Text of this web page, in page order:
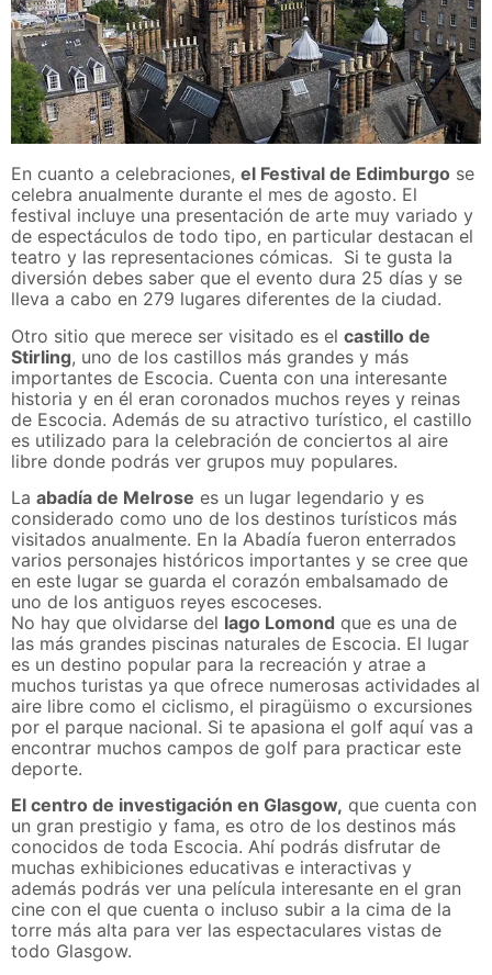
En cuanto a celebraciones, el Festival de Edimburgo se
celebra anualmente durante el mes de agosto. El
festival incluye una presentación de arte muy variado y
de espectáculos de todo tipo, en particular destacan el
teatro y las representaciones cómicas. Si te gusta la
diversión debes saber que el evento dura 25 días y se
lleva a cabo en 279 lugares diferentes de la ciudad.
Otro sitio que merece ser visitado es el castillo de
Stirling, uno de los castillos más grandes y más
importantes de Escocia. Cuenta con una interesante
historia y en él eran coronados muchos reyes y reinas
de Escocia. Además de su atractivo turístico, el castillo
es utilizado para la celebración de conciertos al aire
libre donde podrás ver grupos muy populares.
La abadía de Melrose es un lugar legendario y es
considerado como uno de los destinos turísticos más
visitados anualmente. En la Abadía fueron enterrados
varios personajes históricos importantes y se cree que
en este lugar se guarda el corazón embalsamado de
uno de los antiguos reyes escoceses.
No hay que olvidarse del lago Lomond que es una de
las más grandes piscinas naturales de Escocia. El lugar
es un destino popular para la recreación y atrae a
muchos turistas ya que ofrece numerosas actividades al
aire libre como el ciclismo, el piragüismo o excursiones
por el parque nacional. Si te apasiona el golf aquí vas a
encontrar muchos campos de golf para practicar este
deporte.
El centro de investigación en Glasgow, que cuenta con
un gran prestigio y fama, es otro de los destinos más
conocidos de toda Escocia. Ahí podrás disfrutar de
muchas exhibiciones educativas e interactivas y
además podrás ver una película interesante en el gran
cine con el que cuenta o incluso subir a la cima de la
torre más alta para ver las espectaculares vistas de
todo Glasgow.